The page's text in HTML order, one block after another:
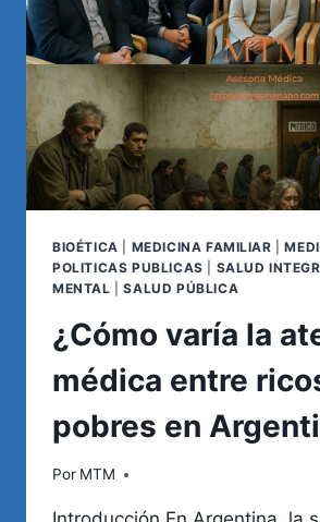
BIOÉTICA MEDICINA FAMILIAR |
POLITICAS PUBLICAS
SALUD
MENTAL |SALUD PÚBLICA
¿Cómo varía la
médica entre
pobres en
Por MTM